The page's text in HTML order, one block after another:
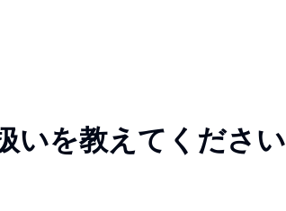
いを教えてください